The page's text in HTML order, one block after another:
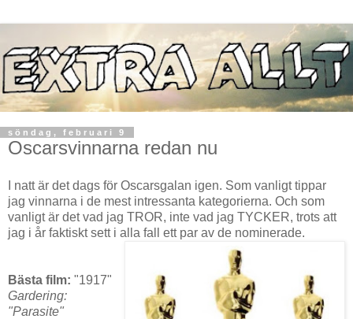
söndag, februari 9
Oscarsvinnarna redan nu
I natt är det dags för Oscarsgalan igen. Som vanligt tippar
jag vinnarna i de mest intressanta kategorierna. Och som
vanligt är det vad jag TROR, inte vad jag TYCKER, trots att
jag i år faktiskt sett i alla fall ett par av de nominerade.
Bästa film: "1917"
Gardering:
"Parasite"